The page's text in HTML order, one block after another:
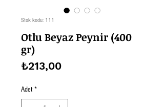
Stok kodu: 111
Otlu Beyaz Peynir (400
gr)
₺213,00Fiyat
Adet *